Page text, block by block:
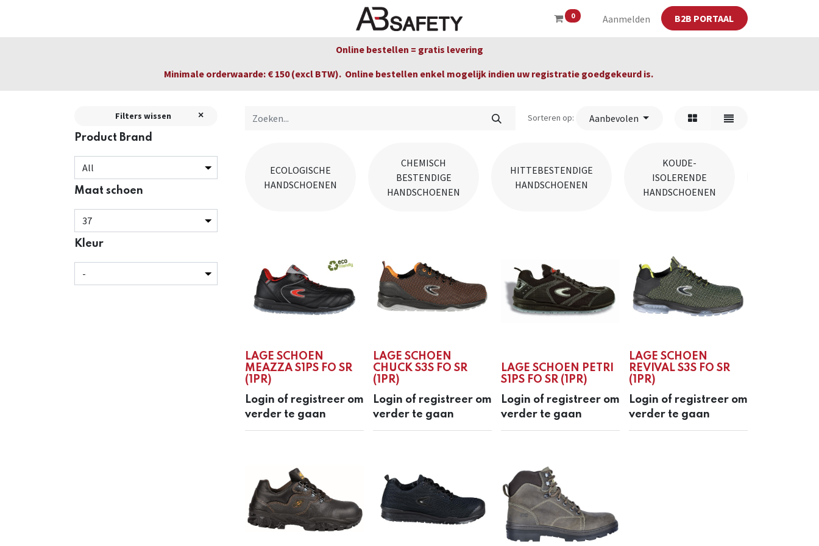
0 Aanmelden B2B PORTAAL
Winkel CE
Online bestellen = gratis levering
Minimale orderwaarde: € 150 (excl BTW). Online bestellen enkel mogelijk indien uw registratie goedgekeurd is.
Filters wissen
Product Brand
Maat schoen
Kleur
Sorteren op: Aanbevolen
ECOLOGISCHE
HANDSCHOENEN
CHEMISCH
BESTENDIGE
HANDSCHOENEN
HITTEBESTENDIGE
HANDSCHOENEN
KOUDE-
ISOLERENDE
HANDSCHOENEN
LAGE SCHOEN
MEAZZA S1PS FO SR
(1PR)
Login of registreer om
verder te gaan
LAGE SCHOEN
CHUCK S3S FO SR
(1PR)
Login of registreer om
verder te gaan
LAGE SCHOEN PETRI
S1PS FO SR (1PR)
Login of registreer om
verder te gaan
LAGE SCHOEN
REVIVAL S3S FO SR
(1PR)
Login of registreer om
verder te gaan